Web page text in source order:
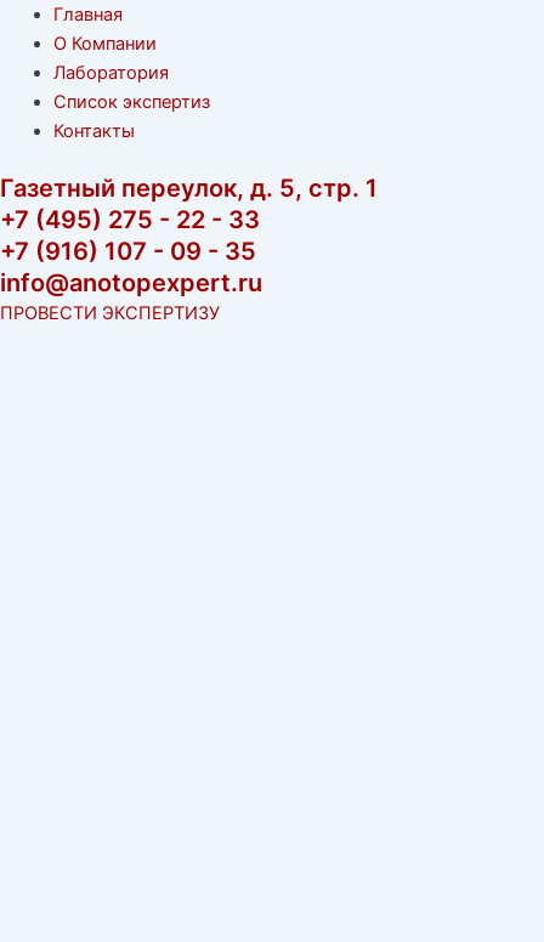
Главная
О Компании
Лаборатория
Список экспертиз
Контакты
Газетный переулок, д. 5, стр. 1
+7 (495) 275 - 22 - 33
+7 (916) 107 - 09 - 35
info@anotopexpert.ru
ПРОВЕСТИ ЭКСПЕРТИЗУ